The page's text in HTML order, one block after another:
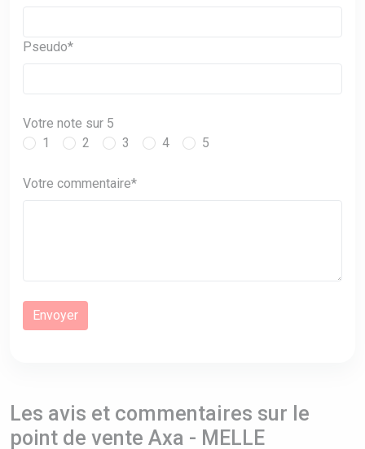
Pseudo*
Votre note sur 5
1
2 3 4 5
Votre commentaire*
Les avis et commentaires sur le
point de vente Axa - MELLE